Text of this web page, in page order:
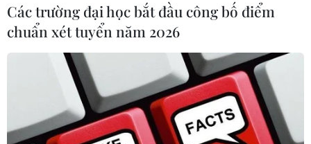
Các trường đại học bắt đầu công bố điểm
chuẩn xét tuyển năm 2026